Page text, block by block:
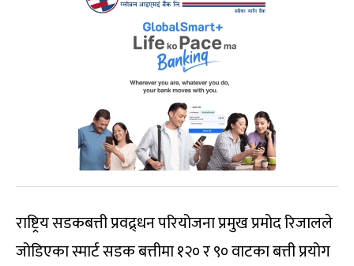
राष्ट्रिय सडकबत्ती प्रवद्र्धन परियोजना प्रमुख प्रमोद रिजालले
जोडिएका स्मार्ट सडक बत्तीमा १२० र ९० वाटका बत्ती प्रयोग